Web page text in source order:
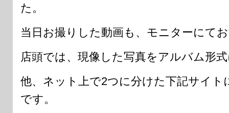
た。
当日お撮りした動画も、モニターにて
店頭では、現像した写真をアルバム形
他、ネット上で2つに分けた下記サイ
です。